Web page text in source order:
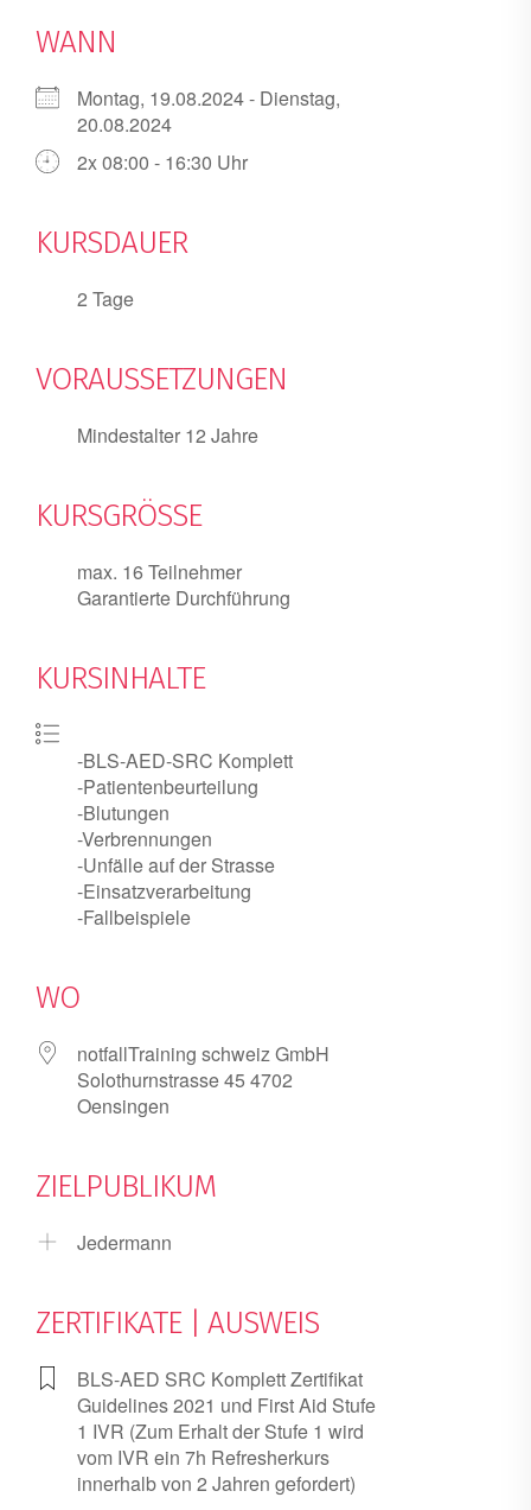
WANN
Montag, 19.08.2024 - Dienstag,
20.08.2024
2x 08:00 - 16:30 Uhr
KURSDAUER
2 Tage
VORAUSSETZUNGEN
Mindestalter 12 Jahre
KURSGRÖSSE
max. 16 Teilnehmer
Garantierte Durchführung
KURSINHALTE
-BLS-AED-SRC Komplett
-Patientenbeurteilung
-Blutungen
-Verbrennungen
-Unfälle auf der Strasse
-Einsatzverarbeitung
-Fallbeispiele
WO
notfallTraining schweiz GmbH
Solothurnstrasse 45 4702
Oensingen
ZIELPUBLIKUM
Jedermann
ZERTIFIKATE | AUSWEIS
BLS-AED SRC Komplett Zertifikat
Guidelines 2021 und First Aid Stufe
1 IVR (Zum Erhalt der Stufe 1 wird
vom IVR ein 7h Refresherkurs
innerhalb von 2 Jahren gefordert)